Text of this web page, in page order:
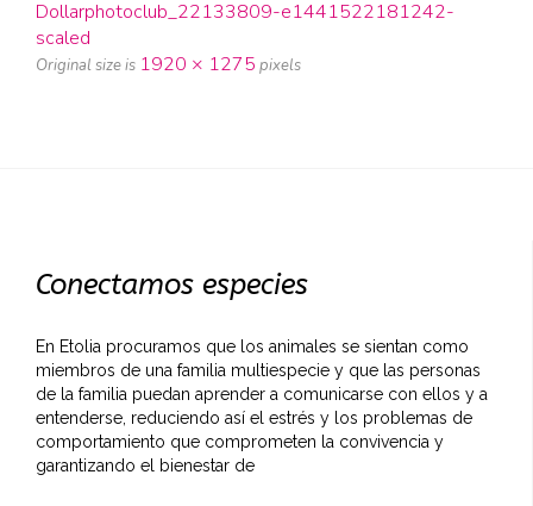
Dollarphotoclub_22133809-e1441522181242-
scaled
Original size is 1920 × 1275 pixels
Conectamos especies
En Etolia procuramos que los animales se sientan como
miembros de una familia multiespecie y que las personas
de la familia puedan aprender a comunicarse con ellos y a
entenderse, reduciendo así el estrés y los problemas de
comportamiento que comprometen la convivencia y
garantizando el bienestar de